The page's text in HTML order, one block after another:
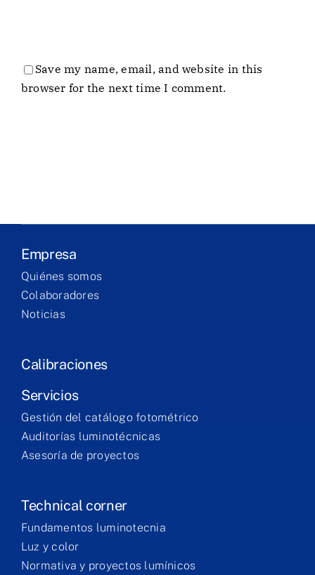
Save my name, email, and website in this
browser for the next time I comment.
Empresa
Quiénes somos
Colaboradores
Noticias
Calibraciones
Servicios
Gestión del catálogo fotométrico
Auditorías luminotécnicas
Asesoría de proyectos
Technical corner
Fundamentos luminotecnia
Luz y color
Normativa y proyectos lumínicos
Empresa